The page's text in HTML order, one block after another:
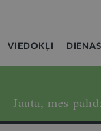
VIEDOKĻI
Jautā, mēs